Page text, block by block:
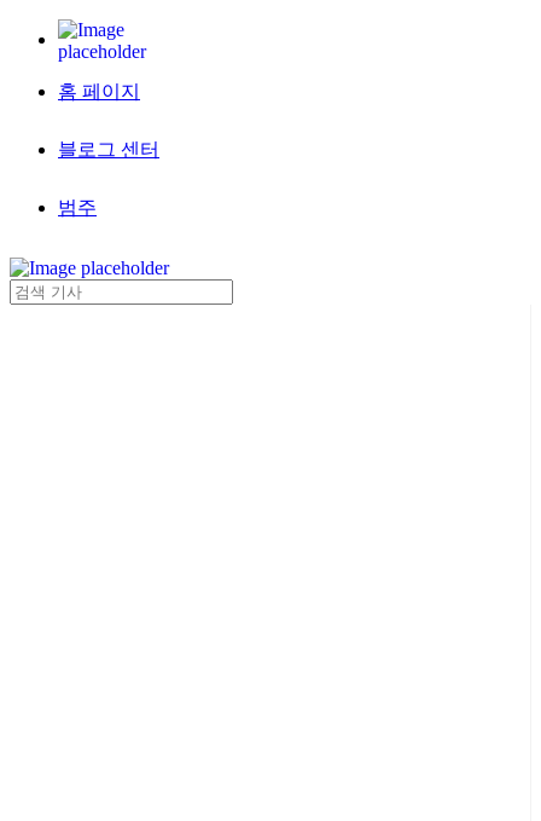
홈 페이지
블로그 센터
범주